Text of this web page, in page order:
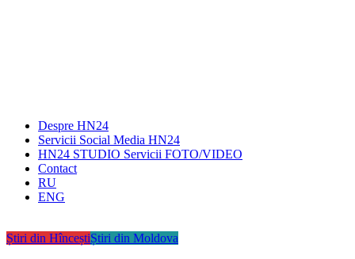
Despre HN24
Servicii Social Media HN24
HN24 STUDIO Servicii FOTO/VIDEO
Contact
RU
ENG
Știri din HînceștiȘtiri din Moldova